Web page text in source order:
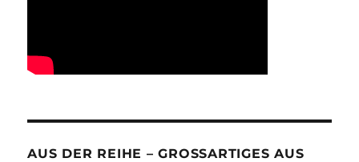
AUS DER REIHE – GROSSARTIGES AUS D